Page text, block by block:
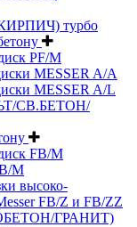
турбо
PF/M
MESSER A/A
MESSER A/L
СВ.БЕТОН/
FB/M
M
высоко-
FB/Z и FB/ZZ
ГРАНИТ)